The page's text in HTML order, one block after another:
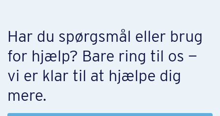
Har du spørgsmål eller brug
for hjælp? Bare ring til os —
vi er klar til at hjælpe dig
mere.